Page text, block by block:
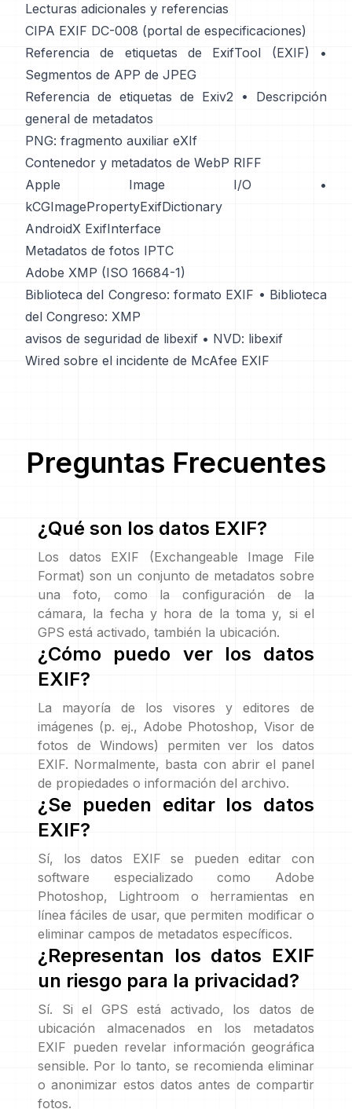
Lecturas adicionales y referencias
CIPA EXIF DC-008 (portal de especificaciones)
Referencia de etiquetas de ExifTool (EXIF) •
Segmentos de APP de JPEG
Referencia de etiquetas de Exiv2 •
Descripción
general de metadatos
PNG: fragmento auxiliar eXIf
Contenedor y metadatos de WebP RIFF
Apple Image I/O •
kCGImagePropertyExifDictionary
AndroidX ExifInterface
Metadatos de fotos IPTC
Adobe XMP (ISO 16684-1)
Biblioteca del Congreso: formato EXIF • Biblioteca
del Congreso: XMP
avisos de seguridad de libexif • NVD: libexif
Wired sobre el incidente de McAfee EXIF
Preguntas Frecuentes
¿Qué son los datos EXIF?
Los datos EXIF (Exchangeable Image File
Format) son un conjunto de metadatos sobre
una foto, como la configuración de la
cámara, la fecha y hora de la toma y, si el
GPS está activado, también la ubicación.
¿Cómo puedo ver los datos
EXIF?
La mayoría de los visores y editores de
imágenes (p. ej., Adobe Photoshop, Visor de
fotos de Windows) permiten ver los datos
EXIF. Normalmente, basta con abrir el panel
de propiedades o información del archivo.
¿Se pueden editar los datos
EXIF?
Sí, los datos EXIF se pueden editar con
software especializado como Adobe
Photoshop, Lightroom o herramientas en
línea fáciles de usar, que permiten modificar o
eliminar campos de metadatos específicos.
¿Representan los datos EXIF
un riesgo para la privacidad?
Sí. Si el GPS está activado, los datos de
ubicación almacenados en los metadatos
EXIF pueden revelar información geográfica
sensible. Por lo tanto, se recomienda eliminar
o anonimizar estos datos antes de compartir
fotos.